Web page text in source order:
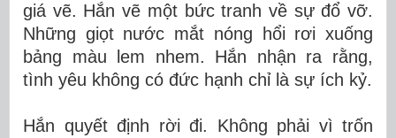
giá vẽ. Hắn vẽ một bức tranh về sự đổ vỡ.
Những giọt nước mắt nóng hổi rơi xuống
bảng màu lem nhem. Hắn nhận ra rằng,
tình yêu không có đức hạnh chỉ là sự ích kỷ.
Hắn quyết định rời đi. Không phải vì trốn